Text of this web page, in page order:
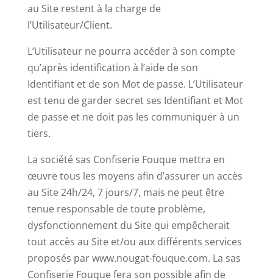
au Site restent à la charge de
l’Utilisateur/Client.
L’Utilisateur ne pourra accéder à son compte
qu’après identification à l’aide de son
Identifiant et de son Mot de passe. L’Utilisateur
est tenu de garder secret ses Identifiant et Mot
de passe et ne doit pas les communiquer à un
tiers.
La société sas Confiserie Fouque mettra en
œuvre tous les moyens afin d’assurer un accès
au Site 24h/24, 7 jours/7, mais ne peut être
tenue responsable de toute problème,
dysfonctionnement du Site qui empêcherait
tout accès au Site et/ou aux différents services
proposés par www.nougat-fouque.com. La sas
Confiserie Fouque fera son possible afin de